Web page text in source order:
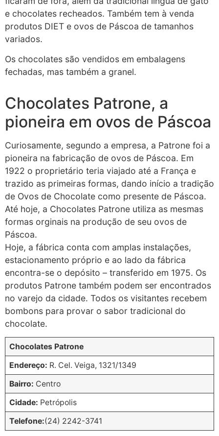
e chocolates recheados. Também tem à venda
produtos DIET e ovos de Páscoa de tamanhos
variados.
Os chocolates são vendidos em embalagens
fechadas, mas também a granel.
Chocolates Patrone, a
pioneira em ovos de Páscoa
Curiosamente, segundo a empresa, a Patrone foi a
pioneira na fabricação de ovos de Páscoa. Em
1922 o proprietário teria viajado até a França e
trazido as primeiras formas, dando início a tradição
de Ovos de Chocolate como presente de Páscoa.
Até hoje, a Chocolates Patrone utiliza as mesmas
formas orginais na produção de seu ovos de
Páscoa.
Hoje, a fábrica conta com amplas instalações,
estacionamento próprio e ao lado da fábrica
encontra-se o depósito – transferido em 1975. Os
produtos Patrone também podem ser encontrados
no varejo da cidade. Todos os visitantes recebem
bombons para provar o sabor tradicional do
chocolate.
Chocolates Patrone
Endereço: R. Cel. Veiga, 1321/1349
Bairro: Centro
Cidade: Petrópolis
Telefone:(24) 2242-3741